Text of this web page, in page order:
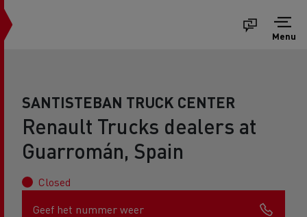
Menu
SANTISTEBAN TRUCK CENTER
Renault Trucks dealers at
Guarromán, Spain
Closed
Geef het nummer weer